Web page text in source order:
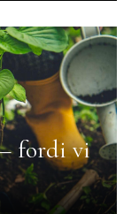
fordi vi